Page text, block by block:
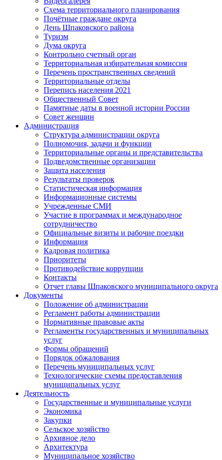
Схема территориального планирования
Почётные граждане округа
День Шпаковского района
Туризм
Дума округа
Контрольно счетный орган
Территориальная избирательная комиссия
Перечень пространственных сведений
Территориальные отделы
Перепись населения 2021
Общественный Совет
Памятные даты в военной истории России
Совет женщин
Администрация
Структура администрации округа
Полномочия, задачи и функции
Территориальные органы и представительства
Подведомственные организации
Защита населения
Результаты проверок
Статистическая информация
Информационные системы
Учрежденные СМИ
Участие в программах и международное
сотрудничество
Официальные визиты и рабочие поездки
Информация
Кадровая политика
Приоритеты
Противодействие коррупции
Контакты
Отчет главы Шпаковского муниципального округа
Документы
Положение об администрации
Регламент работы администрации
Нормативные правовые акты
Регламенты государственных и муниципальных
услуг
Формы обращений
Порядок обжалования
Перечень муниципальных услуг
Технологические схемы предоставления
муниципальных услуг
Деятельность
Государственные и муниципальные услуги
Экономика
Закупки
Сельское хозяйство
Архивное дело
Архитектура
Муниципальное хозяйство